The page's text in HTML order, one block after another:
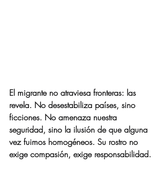
El migrante no atraviesa fronteras: las
revela. No desestabiliza países, sino
ficciones. No amenaza nuestra
seguridad, sino la ilusión de que alguna
vez fuimos homogéneos. Su rostro no
exige compasión, exige responsabilidad.